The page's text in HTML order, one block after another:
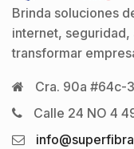
Brinda soluciones
internet,
transformar
Cra. 90a #64c-
Calle 24 NO 4